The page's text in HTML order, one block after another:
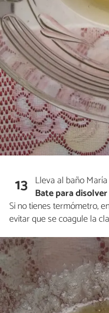
13 Lleva al baño
Bate para
Si no tienes termómetro,
evitar que se coagule la